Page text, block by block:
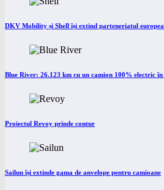
DKV Mobility și Shell își extind parteneriatul
Blue River: 26.123 km cu un camion 100% electric
Proiectul Revoy prinde contur
Sailun își extinde gama de anvelope pentru camioane